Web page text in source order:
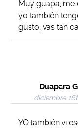
Muy guapa, me
yo también
gusto, vas tan
Duapara
diciembre
YO también vi